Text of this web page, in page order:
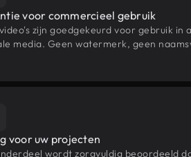
voor commercieel gebruik
zijn goedgekeurd voor gebruik
media. Geen watermerk, geen
voor uw projecten
wordt zorgvuldig beoordeeld